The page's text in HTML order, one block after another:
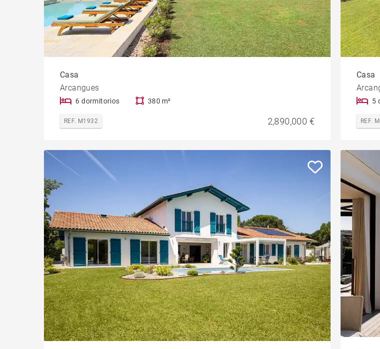
Vue
Casa
Arcangues
6 dormitorios 380 m²
REF. M1932 2,890,000 €
Casa
5
REF.